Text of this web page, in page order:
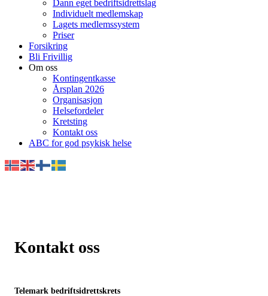
Dann eget bedriftsidrettslag
Individuelt medlemskap
Lagets medlemssystem
Priser
Forsikring
Bli Frivillig
Om oss
Kontingentkasse
Årsplan 2026
Organisasjon
Helsefordeler
Kretsting
Kontakt oss
ABC for god psykisk helse
Kontakt oss
Telemark bedriftsidrettskrets